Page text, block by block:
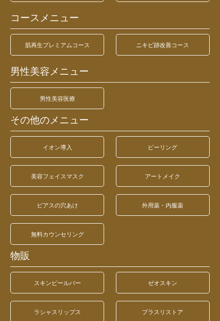
コースメニュー
肌再生プレミアムコース ニキビ跡改善コース
男性美容メニュー
男性美容医療
その他のメニュー
イオン導入 ピーリング
美容フェイスマスク アートメイク
ピアスの穴あけ 外用薬・内服薬
無料カウンセリング
物販
スキンピールバー ゼオスキン
ラシャスリップス プラスリストア